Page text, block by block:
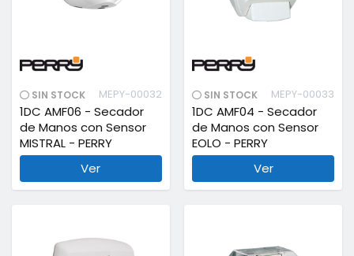
SIN STOCK MEPY-00032
1DC AMF06 - Secador
de Manos con Sensor
MISTRAL - PERRY
Ver
SIN STOCK MEPY-00033
1DC AMF04 - Secador
de Manos con Sensor
EOLO - PERRY
Ver